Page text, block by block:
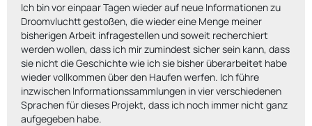
Ich bin vor einpaar Tagen wieder auf neue Informationen zu
Droomvluchtt gestoßen, die wieder eine Menge meiner
bisherigen Arbeit infragestellen und soweit recherchiert
werden wollen, dass ich mir zumindest sicher sein kann, dass
sie nicht die Geschichte wie ich sie bisher überarbeitet habe
wieder vollkommen über den Haufen werfen. Ich führe
inzwischen Informationssammlungen in vier verschiedenen
Sprachen für dieses Projekt, dass ich noch immer nicht ganz
aufgegeben habe.